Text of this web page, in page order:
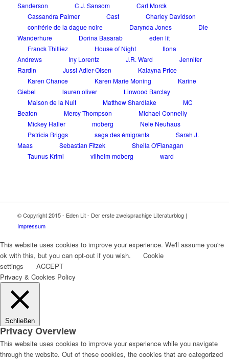
Sanderson
C.J. Sansom
Carl Morck
Cassandra Palmer
Cast
Charley Davidson
confrérie de la dague noire
Darynda Jones
Die
Wanderhure
Dorina Basarab
eden lit
Franck Thilliez
House of Night
Ilona
Andrews
Iny Lorentz J.R. Ward
Jennifer
Rardin
Jussi Adler-Olsen
Kalayna Price
Karen Chance
Karen Marie Moning
Karine
Giebel
lauren oliver
Linwood Barclay
Maison de la Nuit
Matthew Shardlake
MC
Beaton
Mercy Thompson
Michael Connelly
Mickey Haller
moberg
Nele Neuhaus
Patricia Briggs
saga des émigrants
Sarah J.
Maas
Sebastian Fitzek
Sheila O'Flanagan
Taunus Krimi
vilhelm moberg ward
© Copyright 2015 - Eden Lit - Der erste zweisprachige Literaturblog |
Impressum
This website uses cookies to improve your experience. We'll assume you're
ok with this, but you can opt-out if you wish.
Cookie
settings
ACCEPT
Privacy & Cookies Policy
Schließen
Privacy Overview
This website uses cookies to improve your experience while you navigate
through the website. Out of these cookies, the cookies that are categorized